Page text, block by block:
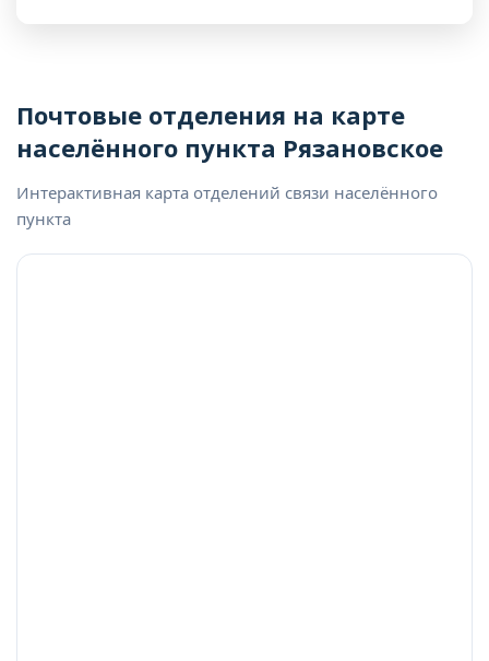
Почтовые отделения на карте
населённого пункта Рязановское
Интерактивная карта отделений связи населённого
пункта